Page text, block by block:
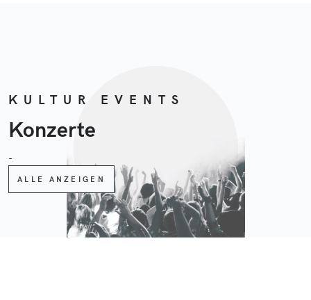
KULTUR EVENTS
Konzerte
-
ALLE ANZEIGEN